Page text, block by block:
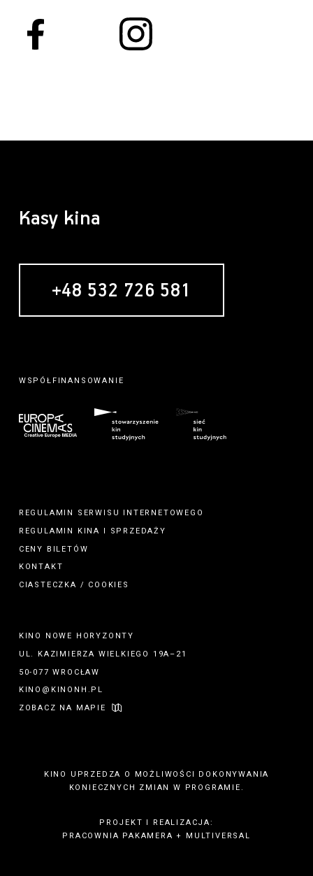
Kasy kina
+48 532 726 581
MECENAS
WSPÓŁFINANSOWANIE
REGULAMIN SERWISU INTERNETOWEGO
REGULAMIN
KINA
SPRZEDAŻY
CENY BILETÓW
KONTAKT
CIASTECZKA / COOKIES
KINO NOWE HORYZONTY
UL. KAZIMIERZA WIELKIEGO 19A–21
50-077 WROCŁAW
KINO@KINONH.PL
ZOBACZ NA MAPIE
KINO UPRZEDZA O MOŻLIWOŚCI DOKONYWANIA
KONIECZNYCH ZMIAN W PROGRAMIE.
PROJEKT I REALIZACJA:
PRACOWNIA PAKAMERA + MULTIVERSAL